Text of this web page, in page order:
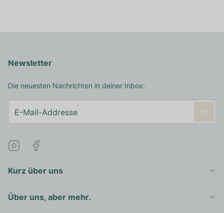
Kurz über uns
Über uns, aber mehr.
Newsletter
Die neuesten Nachrichten in deiner Inbox: